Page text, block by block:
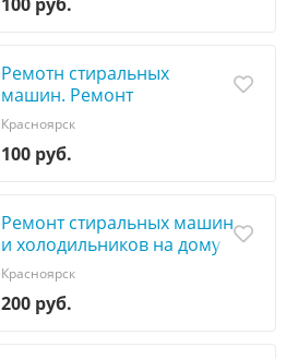
Ремотн стиральных
машин. Ремонт
холодильников
100 руб.
Красноярск
Ремонт стиральных машин
и холодильников на дому
200 руб.
Красноярск